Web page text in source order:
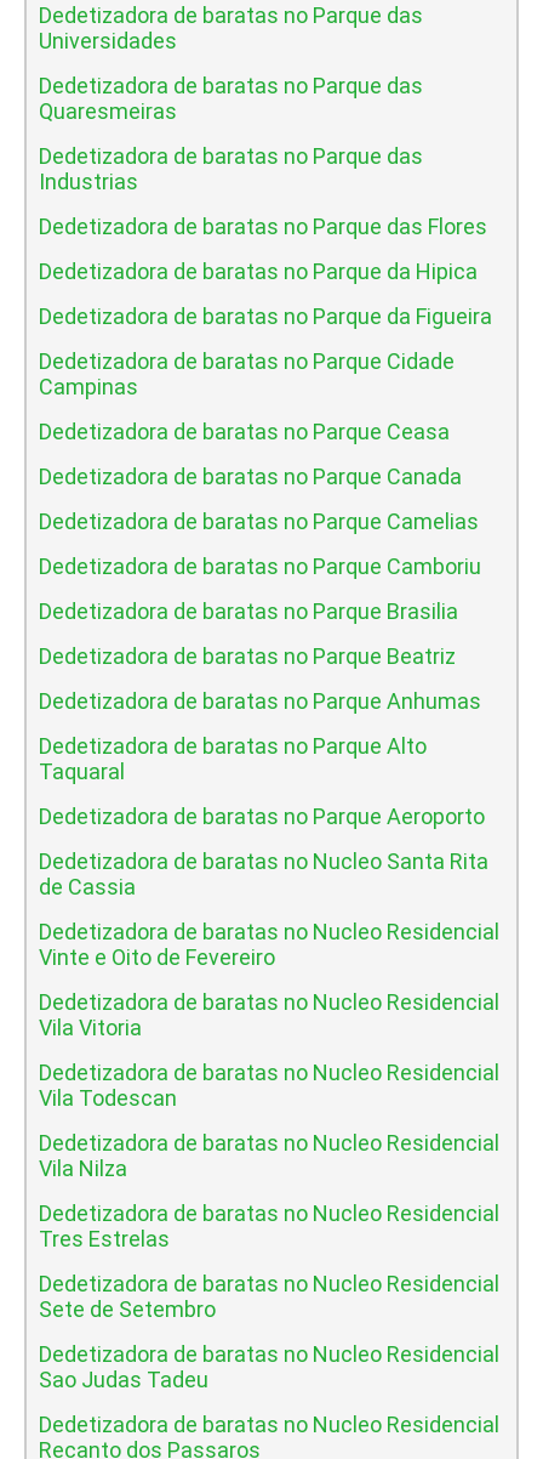
Dedetizadora de baratas no Parque das
Universidades
Dedetizadora de baratas no Parque das
Quaresmeiras
Dedetizadora de baratas no Parque das
Industrias
Dedetizadora de baratas no Parque das Flores
Dedetizadora de baratas no Parque da Hipica
Dedetizadora de baratas no Parque da Figueira
Dedetizadora de baratas no Parque Cidade
Campinas
Dedetizadora de baratas no Parque Ceasa
Dedetizadora de baratas no Parque Canada
Dedetizadora de baratas no Parque Camelias
Dedetizadora de baratas no Parque Camboriu
Dedetizadora de baratas no Parque Brasilia
Dedetizadora de baratas no Parque Beatriz
Dedetizadora de baratas no Parque Anhumas
Dedetizadora de baratas no Parque Alto
Taquaral
Dedetizadora de baratas no Parque Aeroporto
Dedetizadora de baratas no Nucleo Santa Rita
de Cassia
Dedetizadora de baratas no Nucleo Residencial
Vinte e Oito de Fevereiro
Dedetizadora de baratas no Nucleo Residencial
Vila Vitoria
Dedetizadora de baratas no Nucleo Residencial
Vila Todescan
Dedetizadora de baratas no Nucleo Residencial
Vila Nilza
Dedetizadora de baratas no Nucleo Residencial
Tres Estrelas
Dedetizadora de baratas no Nucleo Residencial
Sete de Setembro
Dedetizadora de baratas no Nucleo Residencial
Sao Judas Tadeu
Dedetizadora de baratas no Nucleo Residencial
Recanto dos Passaros